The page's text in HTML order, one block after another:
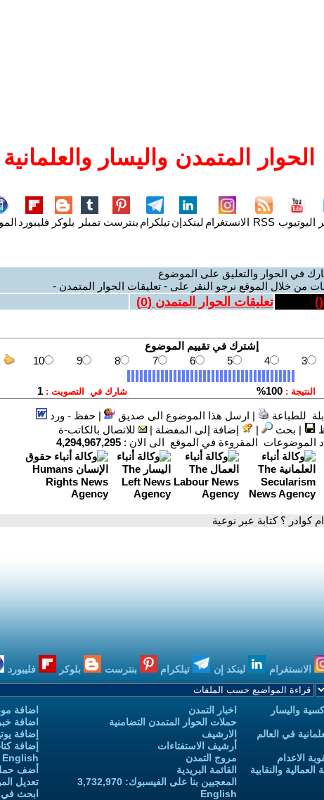
المتمدن واليسار
اليوتيوب RSS الانستغرام لينكدإنتيلكرام بنترست تمبلر بلوكر فليبورد
في الحوار والتعليق على الموضوع
من خلال الموقع نرجو النقر على - تعليقات الحوار المتمدن -
) تعليقات الحوار المتمدن (0
)
للطباعة | ارسل هذا الموضوع الى صديق |حفظ - ورد
| بحث | إضافة إلى المفضلة |
للاتصال بالكاتب-ة
الموضوعات المقروءة في الموقع الى الان : 4,294,967,295
كوادر ؟ كتابة عبر نوعية
الانستغرام لينكد إن تيلكرام بنترست بلوكر فليبورد
واليسار
في العالم
الاعدام
والنقابية
اخبار التمدن
حملات الحوار المتمدن التضامنية
الارشيف
أرشيف الاستفتاءات
مروج التمدن
القائمة البريدية
المعجبين بنا على الفيسبوك: 3,732,970
English
اضافة
اضافة خبر
إضافة
إضافة
English
أضف
تعديل
ابحث في